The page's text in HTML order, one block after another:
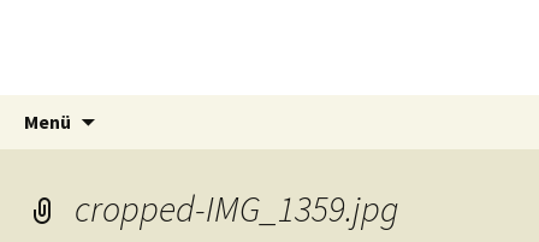
Menü
cropped-IMG_1359.jpg